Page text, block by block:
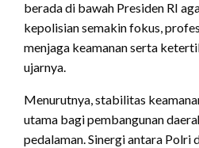
berada di bawah Presiden RI
kepolisian semakin fokus,
menjaga keamanan serta
ujarnya.
Menurutnya, stabilitas
utama bagi pembangunan
pedalaman. Sinergi antara Polri